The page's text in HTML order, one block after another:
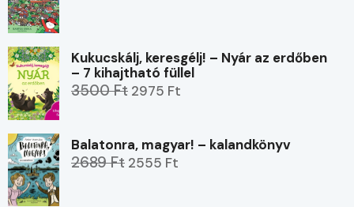
Kukucskálj, keresgélj! – Nyár az erdőben
– 7 kihajtható füllel
3500 Ft 2975 Ft
Balatonra, magyar! – kalandkönyv
2689 Ft 2555 Ft